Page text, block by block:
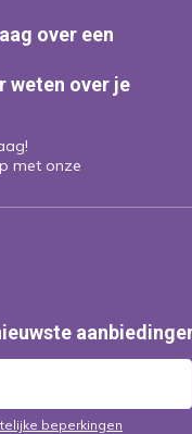
over een
weten over je
met onze
beperkingen